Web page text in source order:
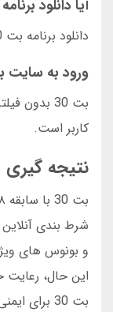
آیا دانلود برنامه بت 30
دانلود برنامه بت 30 تنها از طریق سایت رسمی ایمن است.
ورود به سایت بت 30 در ایران
بت 30
کاربر است.
نتیجه گیری
شرط بندی
و بونوس های
این حال، رعایت